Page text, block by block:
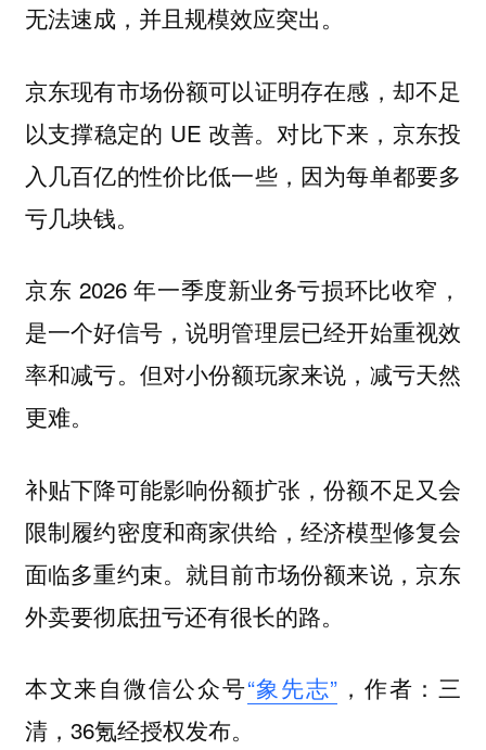
无法速成，并且规模效应突出。
京东现有市场份额可以证明存在感，却不足
以支撑稳定的 UE 改善。对比下来，京东投
入几百亿的性价比低一些，因为每单都要多
亏几块钱。
京东 2026 年一季度新业务亏损环比收窄，
是一个好信号，说明管理层已经开始重视效
率和减亏。但对小份额玩家来说，减亏天然
更难。
补贴下降可能影响份额扩张，份额不足又会
限制履约密度和商家供给，经济模型修复会
面临多重约束。就目前市场份额来说，京东
外卖要彻底扭亏还有很长的路。
本文来自微信公众号“象先志” ，作者：三
清，36氪经授权发布。